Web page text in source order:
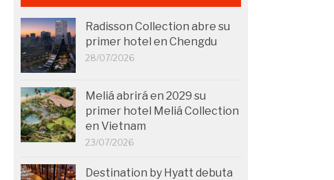
Radisson Collection abre su
primer hotel en Chengdu
28/07/2026
Meliá abrirá en 2029 su
primer hotel Meliá Collection
en Vietnam
23/07/2026
Destination by Hyatt debuta